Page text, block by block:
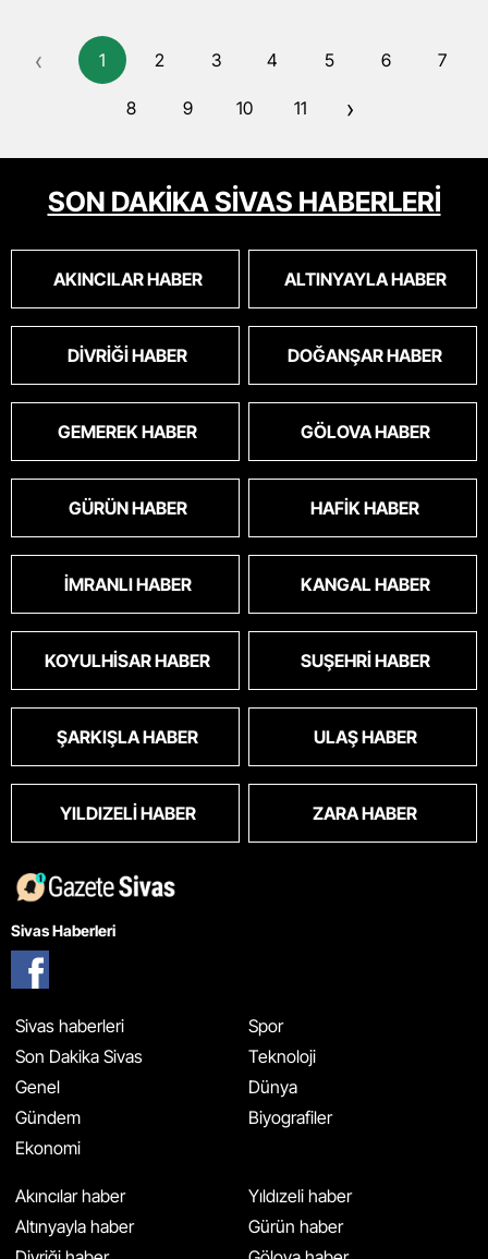
‹ 1 2 3 4 5 6 7
8 9 10 11 ›
SON DAKİKA SİVAS HABERLERİ
AKINCILAR HABER ALTINYAYLA HABER
DIVRIĞI HABER DOĞANŞAR HABER
GEMEREK HABER GÖLOVA HABER
GÜRÜN HABER HAFIK HABER
İMRANLI HABER KANGAL HABER
KOYULHISAR HABER SUŞEHRI HABER
ŞARKIŞLA HABER ULAŞ HABER
YILDIZELI HABER ZARA HABER
Sivas Haberleri
Sivas haberleri
Son Dakika Sivas
Genel
Gündem
Ekonomi
Spor
Teknoloji
Dünya
Biyografiler
Akıncılar haber
Altınyayla haber
Yıldızeli haber
Gürün haber